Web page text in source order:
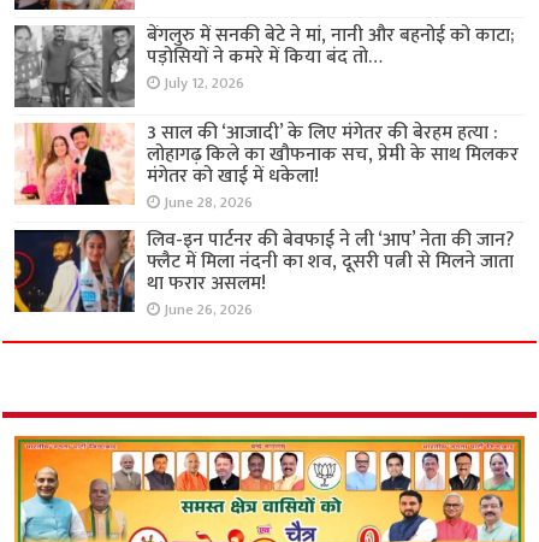
बेंगलुरु में सनकी बेटे ने मां, नानी और बहनोई को काटा;
पड़ोसियों ने कमरे में किया बंद तो…
July 12, 2026
3 साल की ‘आजादी’ के लिए मंगेतर की बेरहम हत्या :
लोहागढ़ किले का खौफनाक सच, प्रेमी के साथ मिलकर
मंगेतर को खाई में धकेला!
June 28, 2026
लिव-इन पार्टनर की बेवफाई ने ली ‘आप’ नेता की जान?
फ्लैट में मिला नंदनी का शव, दूसरी पत्नी से मिलने जाता
था फरार असलम!
June 26, 2026